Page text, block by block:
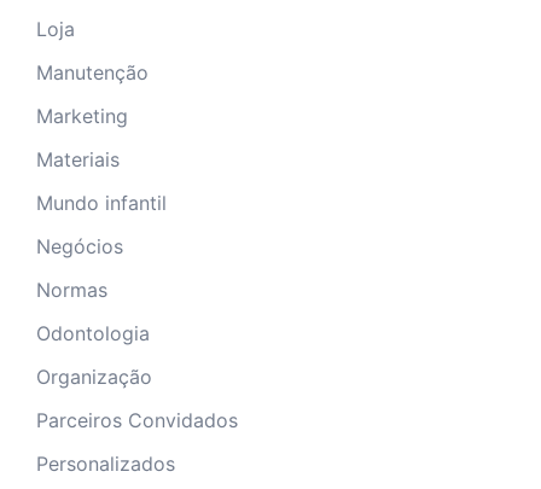
Loja
Manutenção
Marketing
Materiais
Mundo infantil
Negócios
Normas
Odontologia
Organização
Parceiros Convidados
Personalizados